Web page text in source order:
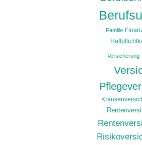
Familie
Versicherung